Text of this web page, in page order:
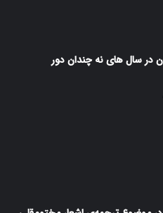
در سال های نه چندان دور